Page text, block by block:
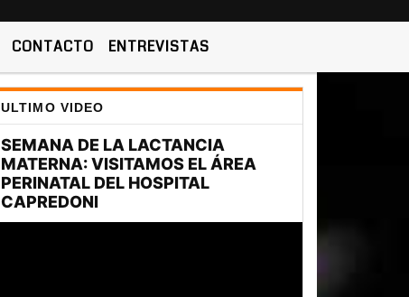
CONTACTO ENTREVISTAS
ULTIMO VIDEO